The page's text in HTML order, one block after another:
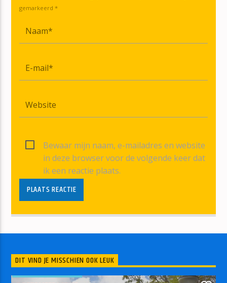
gemarkeerd *
Bewaar mijn naam, e-mailadres en website
in deze browser voor de volgende keer dat
ik een reactie plaats.
DIT VIND JE MISSCHIEN OOK LEUK